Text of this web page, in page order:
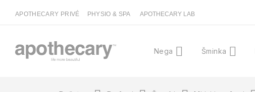
APOTHECARY PRIVÉ PHYSIO & SPA APOTHECARY LAB
Nega Šminka